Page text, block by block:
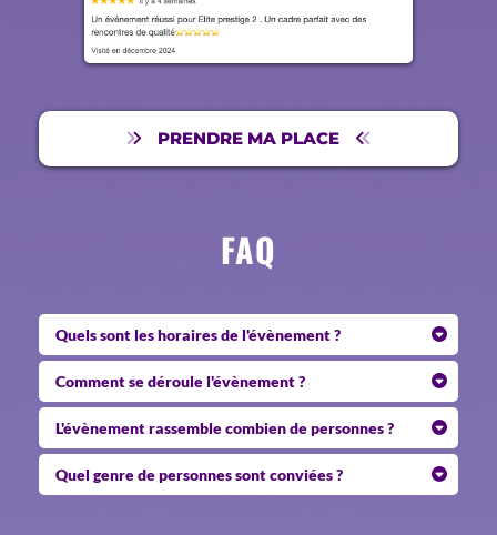
PRENDRE MA PLACE
FAQ
Quels sont les horaires de l'évènement ?
Il se déroule à partir de14h30 jusqu'à 18henviron.
Comment se déroule l'évènement ?
Dès ton arrivée, tu seras accueilli dans une ambiance
conviviale et chaleureuse.
Tu pourras échanger directement avec l’équipe pour
L'évènement rassemble combien de personnes ?
Notre évènement rassemble50 personnesmaximum.
Quel genre de personnes sont conviées ?